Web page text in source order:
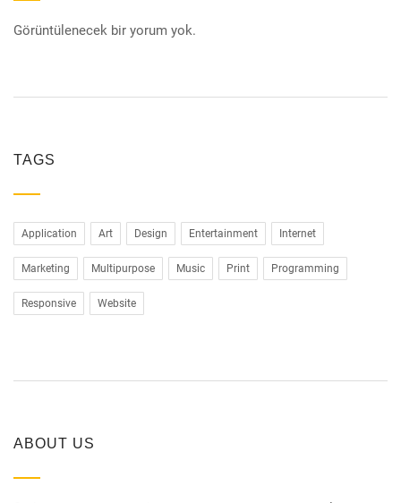
Görüntülenecek bir yorum yok.
TAGS
Application Art Design Entertainment Internet
Marketing Multipurpose Music Print Programming
Responsive Website
ABOUT US